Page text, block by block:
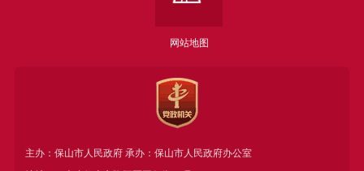
网站地图
主办：保山市人民政府 承办：保山市人民政府办公室